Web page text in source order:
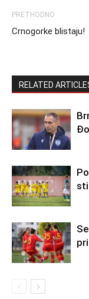
PRETHODNO
Crnogorke blistaju!
RELATED